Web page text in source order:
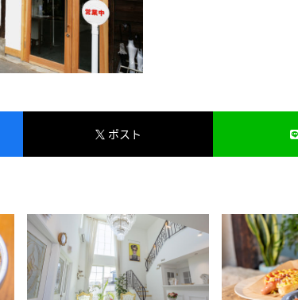
ポスト